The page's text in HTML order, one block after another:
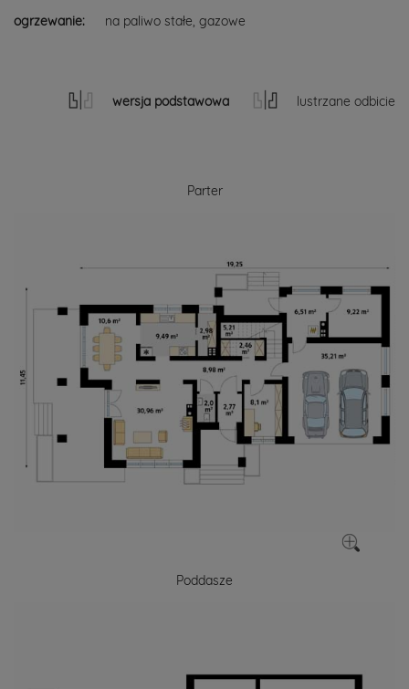
ogrzewanie: na paliwo stałe, gazowe
wersja podstawowa lustrzane odbicie
Parter
Poddasze